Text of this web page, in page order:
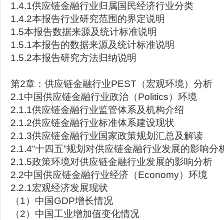
1.4.1供应链金融行业归属国民经济行业分类
1.4.2本报告行业研究范围的界定说明
1.5本报告数据来源及统计标准说明
1.5.1本报告的数据来源及统计标准说明
1.5.2本报告研究方法归纳说明
第2章：供应链金融行业PEST（宏观环境）分析
2.1中国供应链金融行业政治（Politics）环境
2.1.1供应链金融行业监管体系及机构介绍
2.1.2供应链金融行业标准体系建设现状
2.1.3供应链金融行业国家政策规划汇总及解读
2.1.4“十四五”规划对供应链金融行业发展的影响分
2.1.5政策环境对供应链金融行业发展的影响分析
2.2中国供应链金融行业经济（Economy）环境
2.2.1宏观经济发展现状
（1）中国GDP增长情况
（2）中国工业增加值变化情况